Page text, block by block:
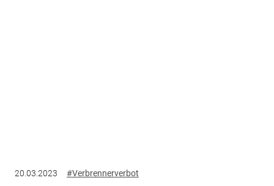
20.03.2023 #Verbrennerverbot